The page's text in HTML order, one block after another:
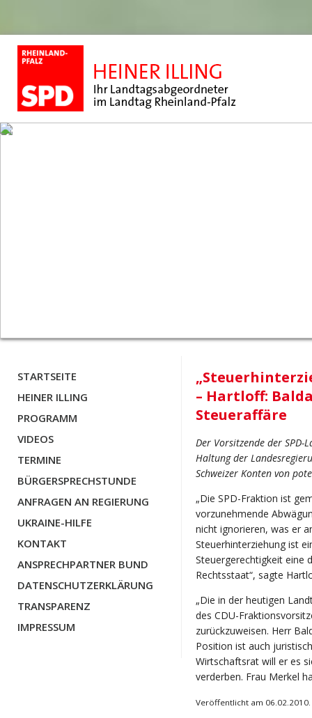
STARTSEITE
HEINER ILLING
PROGRAMM
VIDEOS
TERMINE
BÜRGERSPRECHSTUNDE
ANFRAGEN AN REGIERUNG
UKRAINE-HILFE
KONTAKT
ANSPRECHPARTNER BUND
DATENSCHUTZERKLÄRUNG
TRANSPARENZ
IMPRESSUM
– Hartloff:
Steueraffäre
Der Vorsitzende der
Haltung der
Schweizer Konten von
„Die SPD-Fraktion ist
vorzunehmende
nicht ignorieren, was er
Steuerhinterziehung ist
Steuergerechtigkeit eine
Rechtsstaat“, sagte
„Die in der heutigen
des CDU-
zurückzuweisen. Herr
Position ist auch
Wirtschaftsrat will er es
verderben. Frau Merkel
Veröffentlicht am 06.02.2010.